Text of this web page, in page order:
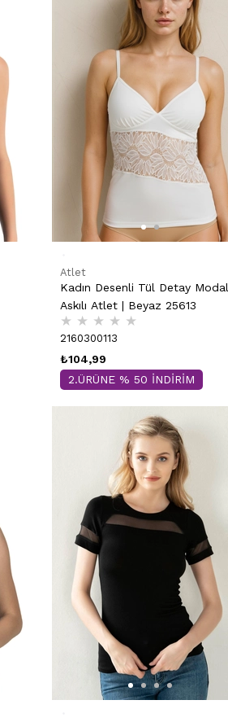
Atlet
Kadın Desenli Tül Detay Modal
Askılı Atlet | Beyaz 25613
★ ★ ★ ★ ★
2160300113
₺104,99
2.ÜRÜNE % 50 İNDİRİM